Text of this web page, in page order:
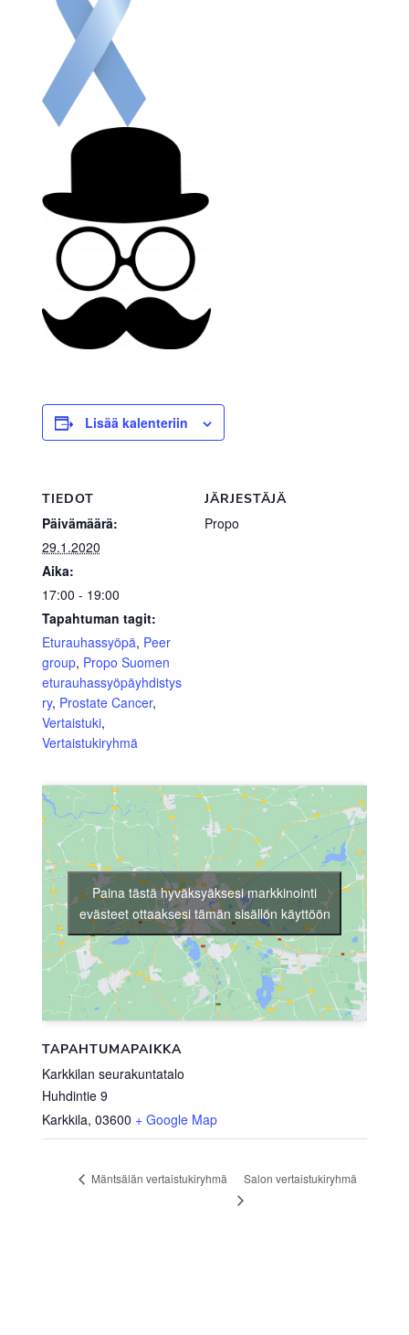
Lisää kalenteriin
TIEDOT
Päivämäärä:
29.1.2020
Aika:
17:00 - 19:00
Tapahtuman tagit:
Eturauhassyöpä, Peer
group, Propo Suomen
eturauhassyöpäyhdistys
ry, Prostate Cancer,
Vertaistuki,
Vertaistukiryhmä
JÄRJESTÄJÄ
Propo
TAPAHTUMAPAIKKA
Karkkilan seurakuntatalo
Huhdintie 9
Karkkila, 03600 + Google Map
Paina tästä hyväksyäksesi markkinointi
evästeet ottaaksesi tämän sisällön käyttöön
Mäntsälän vertaistukiryhmä Salon vertaistukiryhmä